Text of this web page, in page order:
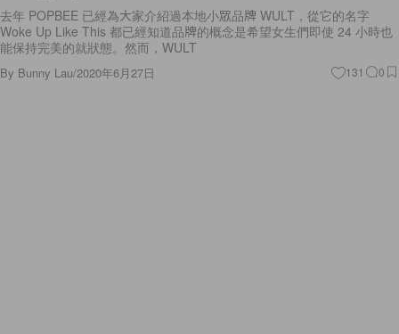
去年 POPBEE 已經為大家介紹過本地小眾品牌 WULT，從它的名字
Woke Up Like This 都已經知道品牌的概念是希望女生們即使 24 小時也
能保持完美的就狀態。然而，WULT
By Bunny Lau/2020年6月27日 131 0